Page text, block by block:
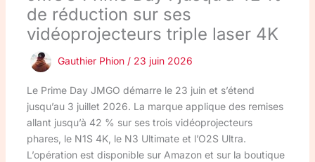
de réduction sur ses
vidéoprojecteurs triple laser 4K
Gauthier Phion / 23 juin 2026
Le Prime Day JMGO démarre le 23 juin et s’étend
jusqu’au 3 juillet 2026. La marque applique des remises
allant jusqu’à 42 % sur ses trois vidéoprojecteurs
phares, le N1S 4K, le N3 Ultimate et l’O2S Ultra.
L’opération est disponible sur Amazon et sur la boutique